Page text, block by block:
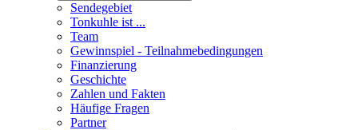
Sendegebiet
Tonkuhle ist ...
Team
Gewinnspiel - Teilnahmebedingungen
Finanzierung
Geschichte
Zahlen und Fakten
Häufige Fragen
Partner